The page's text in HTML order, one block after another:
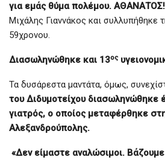
για εμάς θύμα πολέμου.
Μιχάλης Γιαννάκος και συλλυπήθηκε
59χρονου.
Διασωληνώθηκε και 13ος
Τα δυσάρεστα μαντάτα, όμως,
του Διδυμοτείχου διασωληνώθηκε
γιατρός, ο οποίος μεταφέρθηκε
Αλεξανδρούπολης.
«Δεν είμαστε αναλώσιμοι.